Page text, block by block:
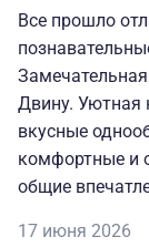
Все прошло
Двину. Уютная
вкусные
комфортные и
общие
17 июня 2026